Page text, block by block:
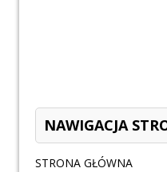
NAWIGACJA
STRONA GŁÓWNA